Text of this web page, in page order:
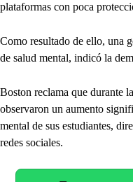
plataformas con poca
Como resultado de ello, una
de salud mental, indicó la
Boston reclama que durante
observaron un aumento
mental de sus estudiantes,
redes sociales.